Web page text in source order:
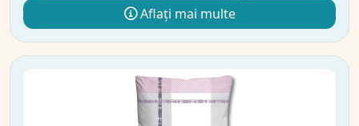
Aflați mai multe